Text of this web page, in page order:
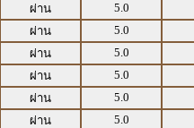
ผ่าน 5.0
ผ่าน 5.0
ผ่าน 5.0
ผ่าน 5.0
ผ่าน 5.0
ผ่าน 5.0